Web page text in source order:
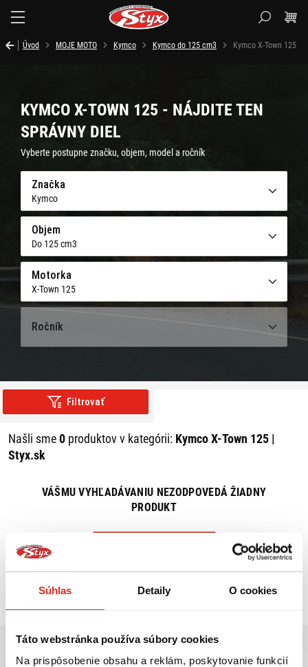
Súhlas Detaily O cookies
Táto webstránka používa súbory cookies
Na prispôsobenie obsahu a reklám, poskytovanie funkcií
Úvod MOJE MOTO Kymco Kymco do 125 cm3 Kymco X-Town 125
KYMCO X-TOWN 125 - NÁJDITE TEN
SPRÁVNY DIEL
Vyberte postupne značku, objem, model a ročník
Značka
Kymco
Objem
Do 125 cm3
Motorka
X-Town 125
Ročník
Filtrovať
Našli sme0 produktov v kategórii: Kymco X-Town 125 |
Styx.sk
VÁŠMU VYHĽADÁVANIU NEZODPOVEDÁ ŽIADNY
PRODUKT